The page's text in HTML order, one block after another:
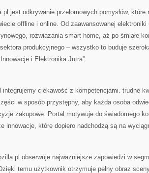
jest odkrywanie przełomowych pomysłów,
offline i online. Od zaawansowanej
rozwiązania smart home, aż po śmiałe
produkcyjnego – wszystko to buduje
i Elektronika Jutra”.
integrujemy ciekawość z kompetencjami. trudne
w sposób przystępny, aby każda osoba
zakupowe. Portal motywuje do świadomego
innowacje, które dopiero nadchodzą są na
obserwuje najważniejsze zapowiedzi w
temu użytkownik otrzymuje pełny obraz